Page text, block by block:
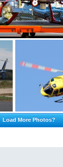
Load More Photos?